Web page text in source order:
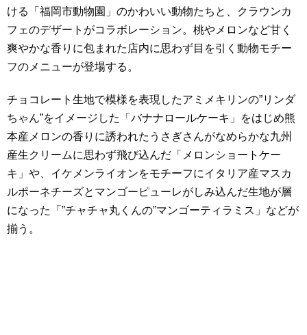
ける「福岡市動物園」のかわいい動物たちと、クラウンカ
フェのデザートがコラボレーション。桃やメロンなど甘く
爽やかな香りに包まれた店内に思わず目を引く動物モチー
フのメニューが登場する。
チョコレート生地で模様を表現したアミメキリンの”リンダ
ちゃん”をイメージした「バナナロールケーキ」をはじめ熊
本産メロンの香りに誘われたうさぎさんがなめらかな九州
産生クリームに思わず飛び込んだ「メロンショートケー
キ」や、イケメンライオンをモチーフにイタリア産マスカ
ルポーネチーズとマンゴーピューレがしみ込んだ生地が層
になった「”チャチャ丸くんの”マンゴーティラミス」などが
揃う。